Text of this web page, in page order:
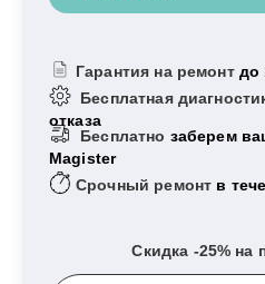
Гарантия на ремонт до
Бесплатная
отказа
Бесплатно заберем
Magister
Срочный ремонт в
Скидка -25% на